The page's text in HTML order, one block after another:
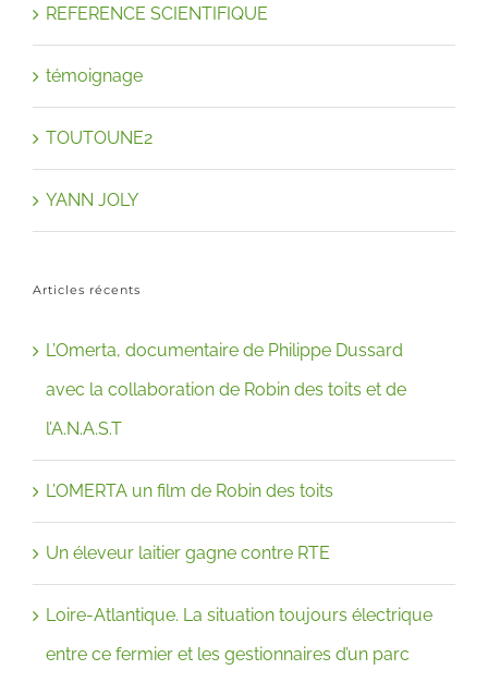
REFERENCE SCIENTIFIQUE
témoignage
TOUTOUNE2
YANN JOLY
Articles récents
L’Omerta, documentaire de Philippe Dussard
avec la collaboration de Robin des toits et de
l’A.N.A.S.T
L’OMERTA un film de Robin des toits
Un éleveur laitier gagne contre RTE
Loire-Atlantique. La situation toujours électrique
entre ce fermier et les gestionnaires d’un parc